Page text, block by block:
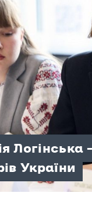
Логінська
України
якіснузі
роботу: